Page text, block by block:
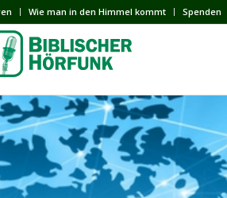
Wie man in den Himmel kommt Spenden